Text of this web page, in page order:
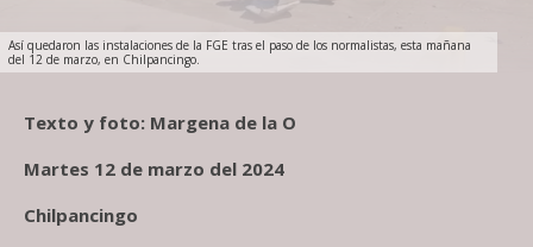
Así quedaron las instalaciones de la FGE tras el paso de los normalistas, esta mañana
del 12 de marzo, en Chilpancingo.
Texto y foto: Margena de la O
Martes 12 de marzo del 2024
Chilpancingo